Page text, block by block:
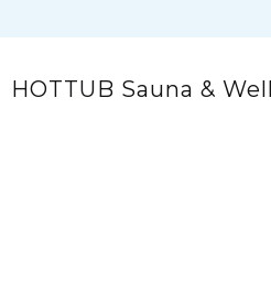
HOTTUB Sauna &